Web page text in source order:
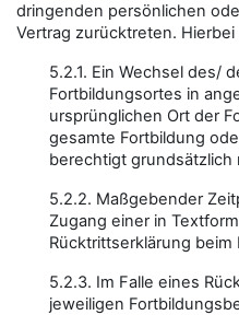
dringenden persönlichen
Vertrag zurücktreten. Hierbei
5.2.1. Ein Wechsel des/
Fortbildungsortes in
ursprünglichen Ort der
gesamte Fortbildung
berechtigt grundsätzlich
5.2.2. Maßgebender
Zugang einer in
Rücktrittserklärung beim
5.2.3. Im Falle eines
jeweiligen